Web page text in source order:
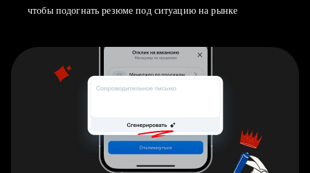
чтобы подогнать резюме под ситуацию на рынке